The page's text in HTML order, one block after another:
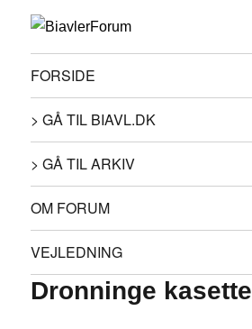
FORSIDE
> GÅ TIL BIAVL.DK
> GÅ TIL ARKIV
OM FORUM
VEJLEDNING
Dronninge kasette